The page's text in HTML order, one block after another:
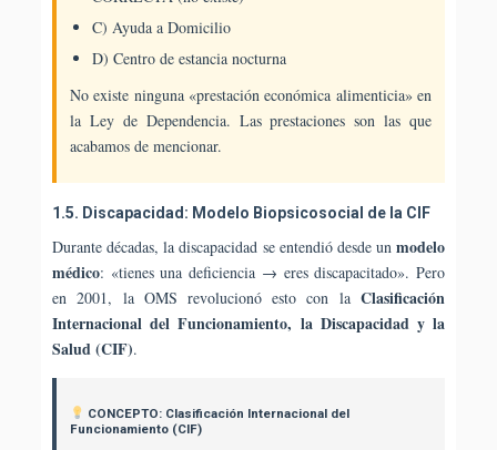
C) Ayuda a Domicilio
D) Centro de estancia nocturna
No existe ninguna «prestación económica alimenticia» en
la Ley de Dependencia. Las prestaciones son las que
acabamos de mencionar.
1.5. Discapacidad: Modelo Biopsicosocial de la CIF
Durante décadas, la discapacidad se entendió desde un modelo
médico: «tienes una deficiencia → eres discapacitado». Pero
en 2001, la OMS revolucionó esto con la Clasificación
Internacional del Funcionamiento, la Discapacidad y la
Salud (CIF).
CONCEPTO: Clasificación Internacional del
Funcionamiento (CIF)